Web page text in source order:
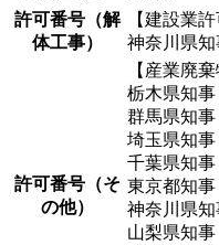
許可番号（解
体工事）
【建設業許
神奈川県知
許可番号（そ
の他）
【産業廃
栃木県知事
群馬県知事
埼玉県知事
千葉県知事
東京都知事
神奈川県知
山梨県知事